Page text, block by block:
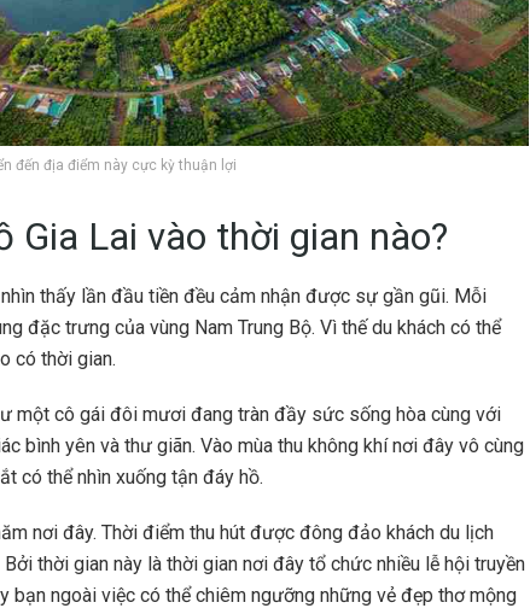
đến địa điểm này cực kỳ thuận lợi
Gia Lai vào thời gian nào?
thấy lần đầu tiền đều cảm nhận được sự gần gũi. Mỗi
đặc trưng của vùng Nam Trung Bộ. Vì thế du khách có thể
có thời gian.
một cô gái đôi mươi đang tràn đầy sức sống hòa cùng với
bình yên và thư giãn. Vào mùa thu không khí nơi đây vô cùng
có thể nhìn xuống tận đáy hồ.
nơi đây. Thời điểm thu hút được đông đảo khách du lịch
thời gian này là thời gian nơi đây tổ chức nhiều lễ hội truyền
bạn ngoài việc có thể chiêm ngưỡng những vẻ đẹp thơ mộng